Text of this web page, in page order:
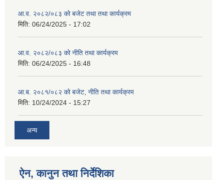
आ.व. २०८२/०८३ को बजेट तथा तथा कार्यक्रम
मिति: 06/24/2025 - 17:02
आ.व. २०८२/०८३ को नीति तथा कार्यक्रम
मिति: 06/24/2025 - 16:48
आ.ब. २०८१/०८२ को बजेट, नीति तथा कार्यक्रम
मिति: 10/24/2024 - 15:27
अन्य
ऐन, कानुन तथा निर्देशिका